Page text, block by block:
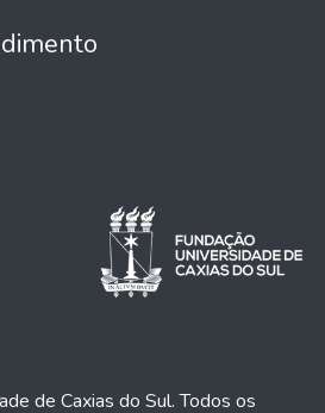
de Caxias do Sul. Todos os